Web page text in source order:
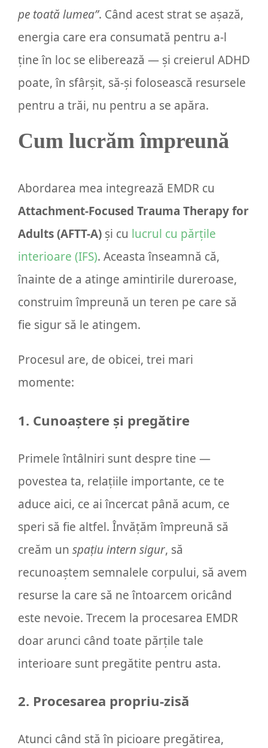
pe toată lumea”. Când acest strat se așază,
energia care era consumată pentru a-l
ține în loc se eliberează — și creierul ADHD
poate, în sfârșit, să-și folosească resursele
pentru a trăi, nu pentru a se apăra.
Cum lucrăm împreună
Abordarea mea integrează EMDR cu
Attachment-Focused Trauma Therapy for
Adults (AFTT-A) și cu lucrul cu părțile
interioare (IFS). Aceasta înseamnă că,
înainte de a atinge amintirile dureroase,
construim împreună un teren pe care să
fie sigur să le atingem.
Procesul are, de obicei, trei mari
momente:
1. Cunoaștere și pregătire
Primele întâlniri sunt despre tine —
povestea ta, relațiile importante, ce te
aduce aici, ce ai încercat până acum, ce
speri să fie altfel. Învățăm împreună să
creăm un spațiu intern sigur, să
recunoaștem semnalele corpului, să avem
resurse la care să ne întoarcem oricând
este nevoie. Trecem la procesarea EMDR
doar arunci când toate părțile tale
interioare sunt pregătite pentru asta.
2. Procesarea propriu-zisă
Atunci când stă în picioare pregătirea,